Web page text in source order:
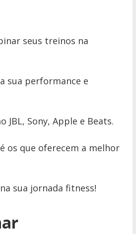
seus treinos na
sua performance e
Sony, Apple e Beats.
os que oferecem a melhor
sua jornada fitness!